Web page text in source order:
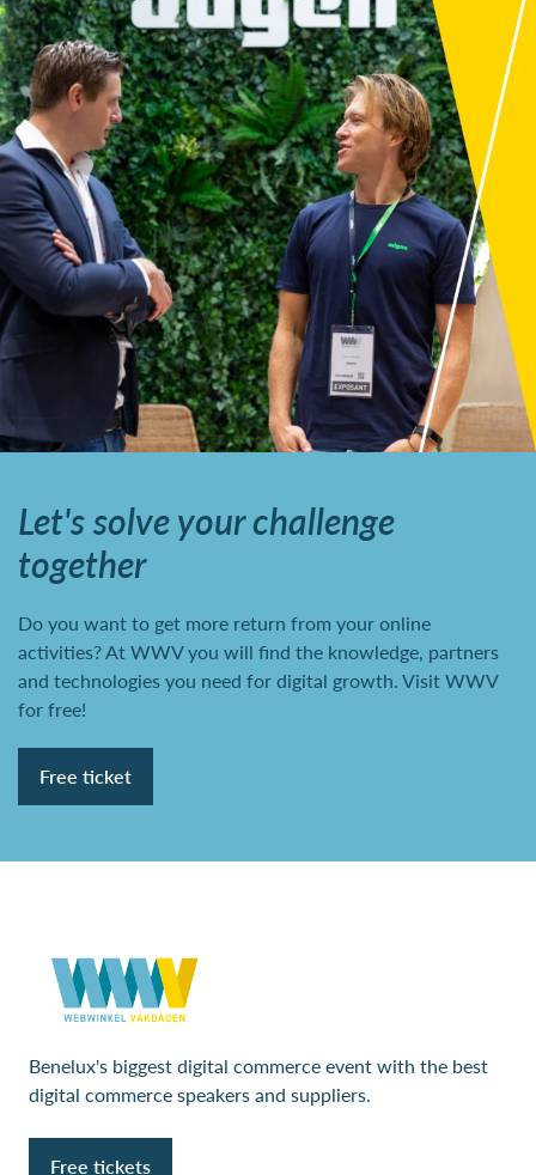
Let's solve your challenge
together
Do you want to get more return from your online
activities? At WWV you will find the knowledge, partners
and technologies you need for digital growth. Visit WWV
for free!
Free ticket
Benelux's biggest digital commerce event with the best
digital commerce speakers and suppliers.
Free tickets